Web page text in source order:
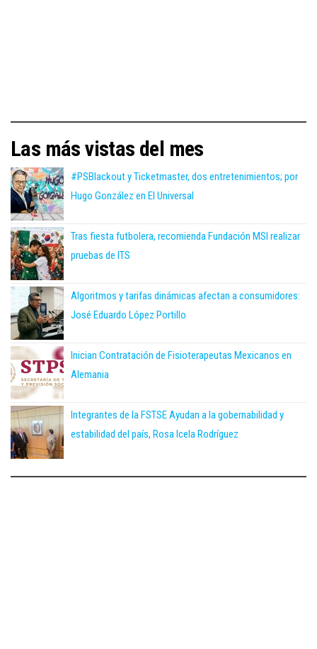
Las más vistas del mes
#PSBlackout y Ticketmaster, dos entretenimientos; por
Hugo González en El Universal
Tras fiesta futbolera, recomienda Fundación MSI realizar
pruebas de ITS
Algoritmos y tarifas dinámicas afectan a consumidores:
José Eduardo López Portillo
Inician Contratación de Fisioterapeutas Mexicanos en
Alemania
Integrantes de la FSTSE Ayudan a la gobernabilidad y
estabilidad del país, Rosa Icela Rodríguez